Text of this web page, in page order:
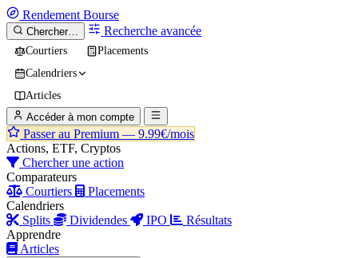
Rendement Bourse
Chercher… Recherche avancée
Courtiers
Placements
Calendriers
Articles
Accéder à mon compte
Passer au Premium — 9.99€/mois
Actions, ETF, Cryptos
Chercher une action
Comparateurs
Courtiers
Placements
Calendriers
Splits
Dividendes IPO
Résultats
Apprendre
Articles